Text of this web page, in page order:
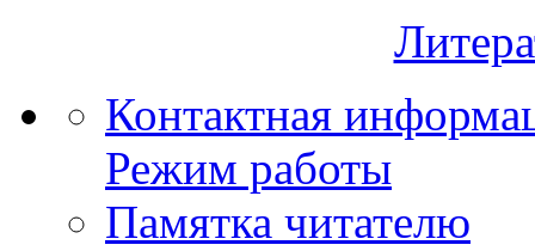
Контактная
Режим работы
Памятка читателю